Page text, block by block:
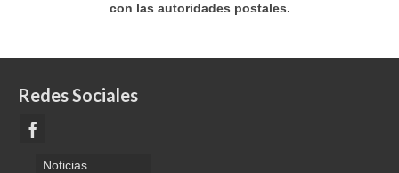
con las autoridades postales.
Redes Sociales
Noticias